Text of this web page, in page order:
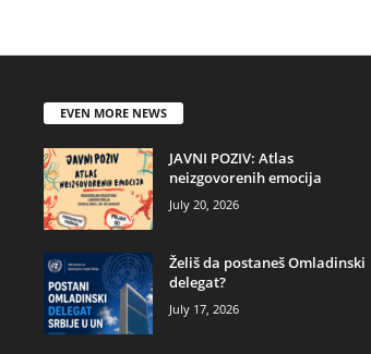
EVEN MORE NEWS
JAVNI POZIV: Atlas
neizgovorenih emocija
July 20, 2026
Želiš da postaneš Omladinski
delegat?
July 17, 2026